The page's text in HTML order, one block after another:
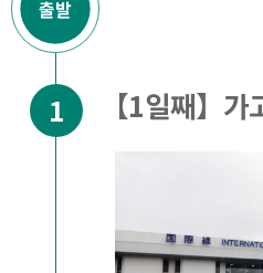
출발
【1일째】